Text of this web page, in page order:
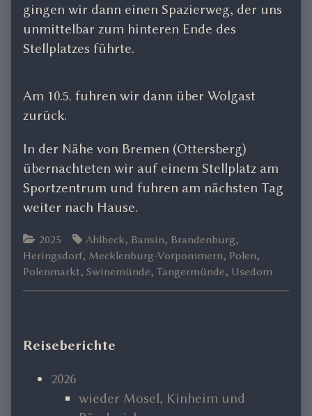
gingen wir dann einen Spazierweg, der uns
unmittelbar zum hinteren Ende des
Stellplatzes führte.
Am 10.5. fuhren wir dann über Wolgast
zurück.
In der Nähe von Bremen (Ottersberg)
übernachteten wir auf einem Stellplatz am
Sportzentrum und fuhren am nächsten Tag
weiter nach Hause.
Categories
2025 Tags
Ahlbeck, Bansin, Brandenburg,
Heringsdorf, Mecklenburg-Vorpommern, Polen,
Polenmarkt, Swinemünde, Tangermünde, Usedom
Primary
Sidebar
Reiseberichte
2026
wieder Mosel, Kinheim und